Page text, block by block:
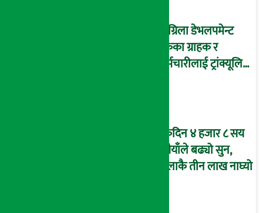
सांग्रिला डेभलपमेन्ट
बैंकका ग्राहक र
कर्मचारीलाई ट्रांक्यूलिटि
एकैदिन ४ हजार ८ सय
रुपैयाँले बढ्यो सुन,
तोलाकै तीन लाख नाघ्यो